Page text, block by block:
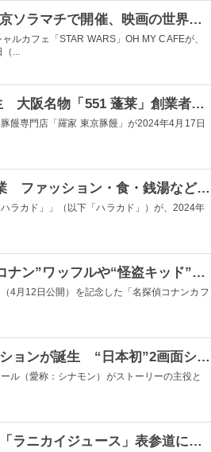
「スター・ウォーズ」期間限定カフェが東京ソラマチで開催、映画の世界観をフードやドリンクで味わう
ルカフェ「STAR WARS」OH MY CAFEが、
（...
豚饅専門店「羅家 東京豚饅」新宿駅に誕生 大阪名物「551 蓬莱」創業者の味を再現
饅専門店「羅家 東京豚饅」が2024年4月17日
原宿に新商業施設「ハラカド」4月17日開業 ファッション・食・銭湯など75店舗
ラカド」」（以下「ハラカド」）が、2024年
「名探偵コナンカフェ」2024年は“江戸川コナン”ワッフルや“怪盗キッド”カレーなど全国7都市に登場
4月12日公開）を記念した「名探偵コナンカフ
ピューロ、シナモロール主役の新アトラクションが誕生 “日本初”2画面シューティングシステム導入
ル（愛称：シナモン）がストーリーの主役と
ハワイ人気アサイーボウル＆スムージー店「ラニカイジュース」表参道に誕生 ベースやトッピングを選び自分好みの味が完成